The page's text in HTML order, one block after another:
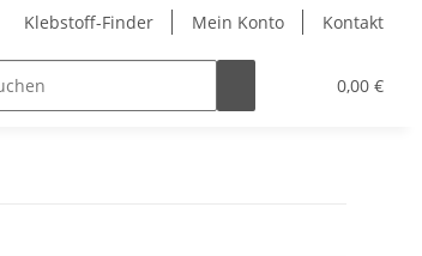
Klebstoff-Finder Mein Konto Kontakt
0,00 €